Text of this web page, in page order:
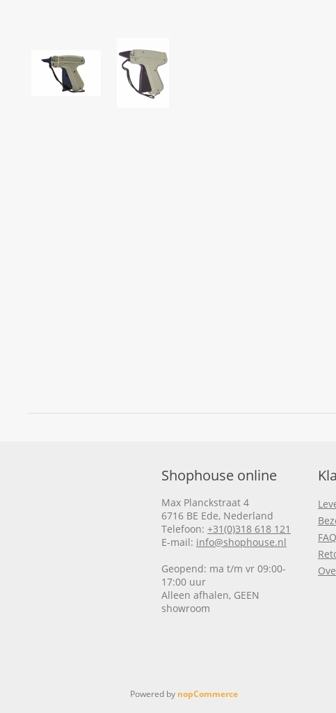
Shophouse online
Max Planckstraat 4
6716 BE Ede, Nederland
Telefoon: +31(0)318 618 121
E-mail: info@shophouse.nl
Geopend: ma t/m vr 09:00-
17:00 uur
Alleen afhalen, GEEN
showroom
FAQ
Powered by nopCommerce